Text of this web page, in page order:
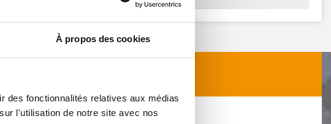
À propos des cookies
des fonctionnalités relatives aux médias
l'utilisation de notre site avec nos